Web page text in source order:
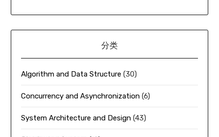
分类
Algorithm and Data Structure (30)
Concurrency and Asynchronization (6)
System Architecture and Design (43)